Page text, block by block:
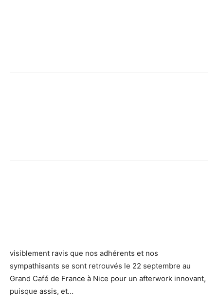
visiblement ravis que nos adhérents et nos
sympathisants se sont retrouvés le 22 septembre au
Grand Café de France à Nice pour un afterwork innovant,
puisque assis, et…